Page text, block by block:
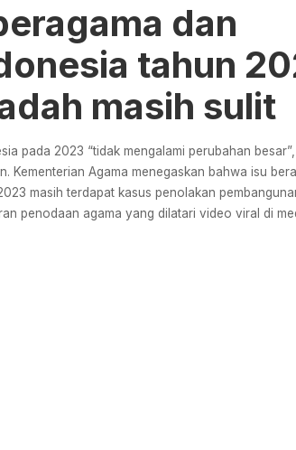
dan
tahun
masih sulit
pada 2023 “tidak mengalami perubahan
Kementerian Agama menegaskan bahwa isu
masih terdapat kasus penolakan
penodaan agama yang dilatari video viral di